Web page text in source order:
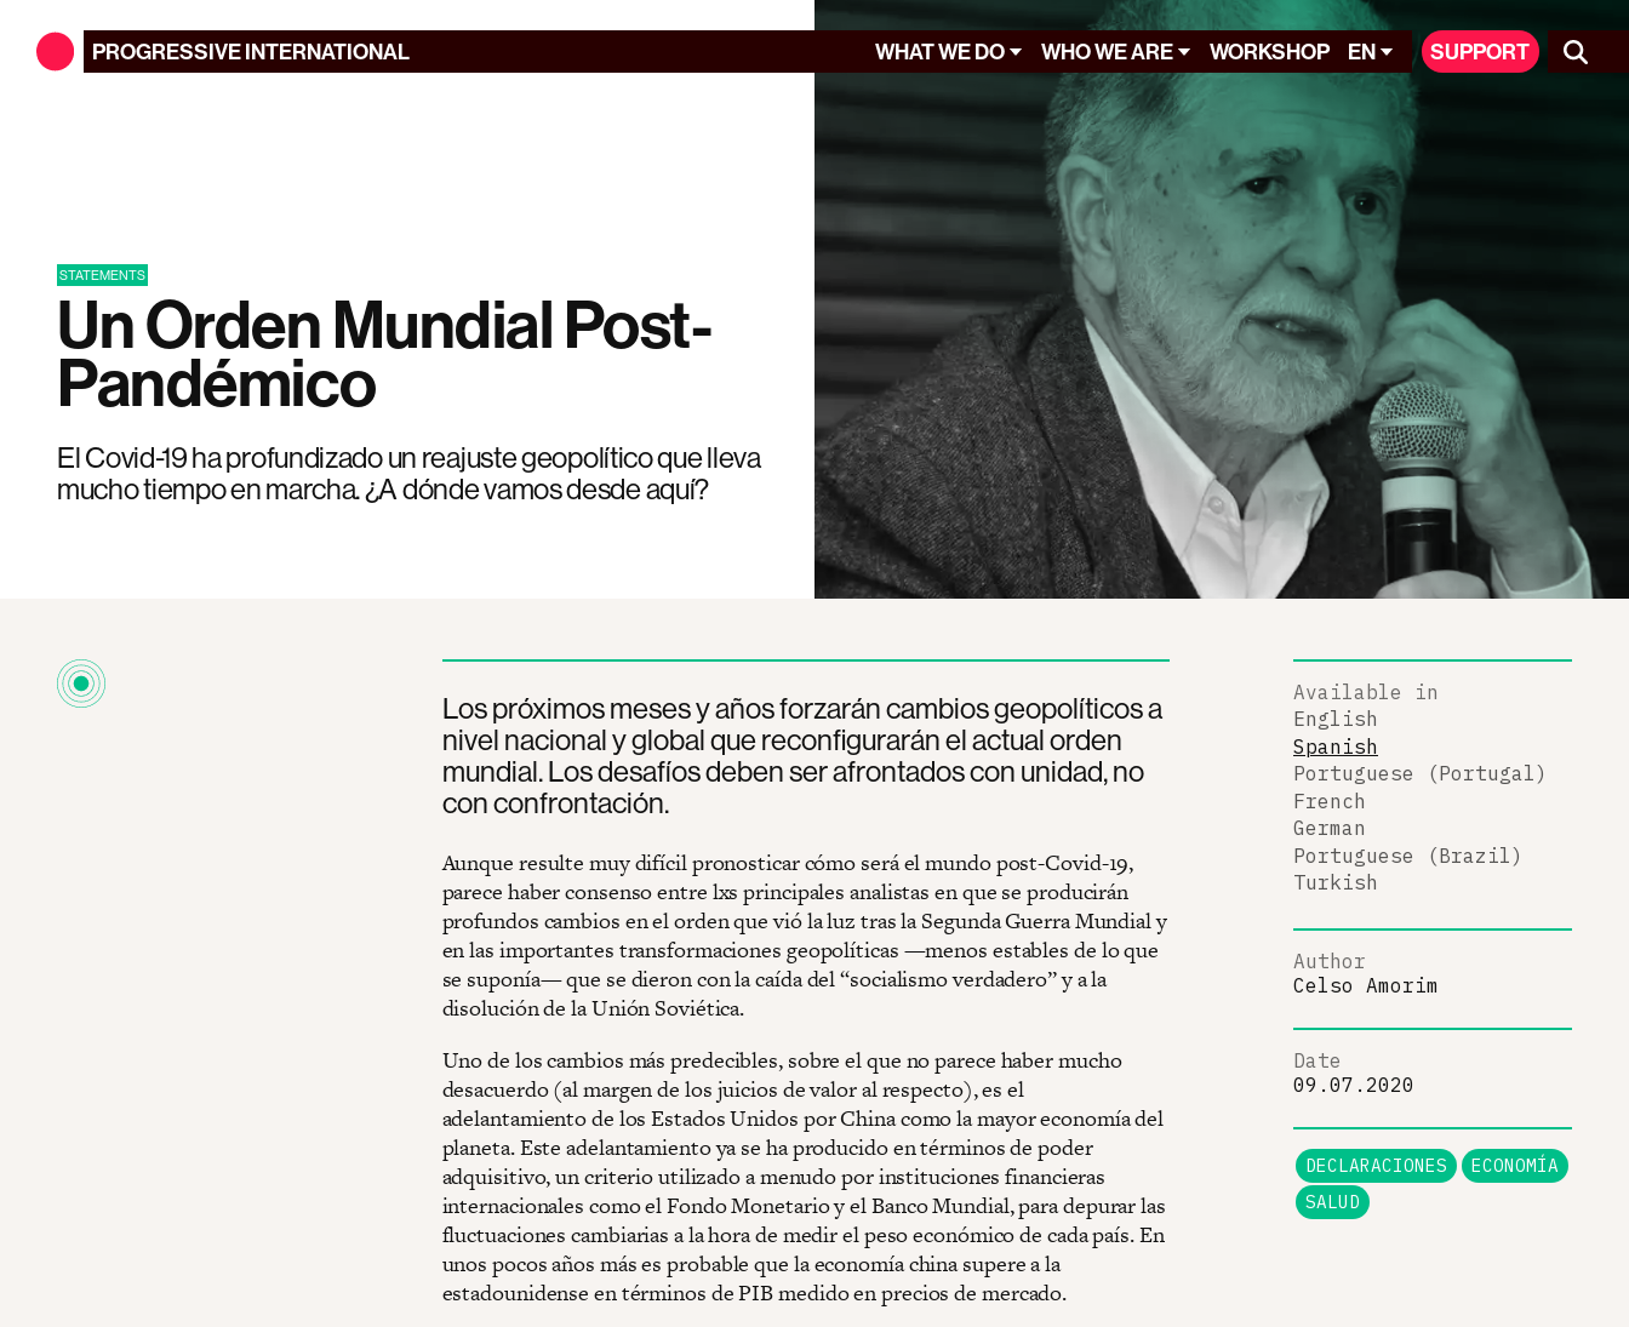
PROGRESSIVEINTERNATIONAL WHAT WE DO WHO WE ARE WORKSHOP EN SUPPORT
STATEMENTS
Un Orden Mundial Post-
Pandémico
El Covid-19 ha profundizado un reajuste geopolítico que lleva
mucho tiempo en marcha. ¿A dónde vamos desde aquí?
Los próximos meses y años forzarán cambios geopolíticos a
nivel nacional y global que reconfigurarán el actual orden
mundial. Los desafíos deben ser afrontados con unidad, no
con confrontación.
Aunque resulte muy difícil pronosticar cómo será el mundo post-Covid-19,
parece haber consenso entre lxs principales analistas en que se producirán
profundos cambios en el orden que vió la luz tras la Segunda Guerra Mundial y
en las importantes transformaciones geopolíticas —menos estables de lo que
se suponía— que se dieron con la caída del “socialismo verdadero” y a la
disolución de la Unión Soviética.
Uno de los cambios más predecibles, sobre el que no parece haber mucho
desacuerdo (al margen de los juicios de valor al respecto), es el
adelantamiento de los Estados Unidos por China como la mayor economía del
planeta. Este adelantamiento ya se ha producido en términos de poder
adquisitivo, un criterio utilizado a menudo por instituciones financieras
internacionales como el Fondo Monetario y el Banco Mundial, para depurar las
fluctuaciones cambiarias a la hora de medir el peso económico de cada país. En
unos pocos años más es probable que la economía china supere a la
estadounidense en términos de PIB medido en precios de mercado.
Available in
English
Spanish
Portuguese (Portugal)
French
German
Portuguese (Brazil)
Turkish
Author
Celso Amorim
Date
09.07.2020
DECLARACIONES
ECONOMÍA
SALUD